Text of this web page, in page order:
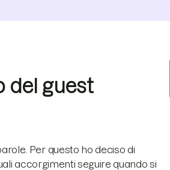
del guest
Per questo ho deciso di
accorgimenti seguire quando si